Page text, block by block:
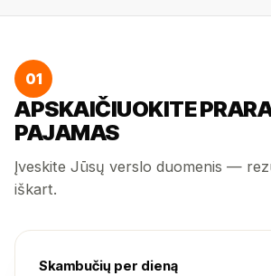
01
APSKAIČIUOKITE
PAJAMAS
Įveskite Jūsų verslo duomenis —
iškart.
Skambučių per dieną